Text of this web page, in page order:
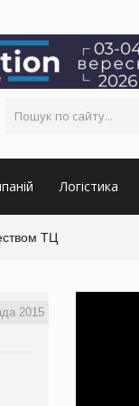
Логістика
ТЦ
2015